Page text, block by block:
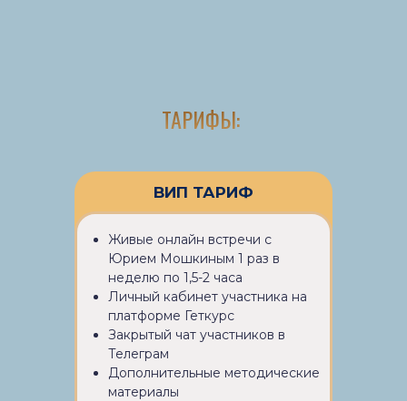
ТАРИФЫ:
ВИП ТАРИФ
Живые онлайн встречи с
Юрием Мошкиным 1 раз в
неделю по 1,5-2 часа
Личный кабинет участника на
платформе Геткурс
Закрытый чат участников в
Телеграм
Дополнительные методические
материалы